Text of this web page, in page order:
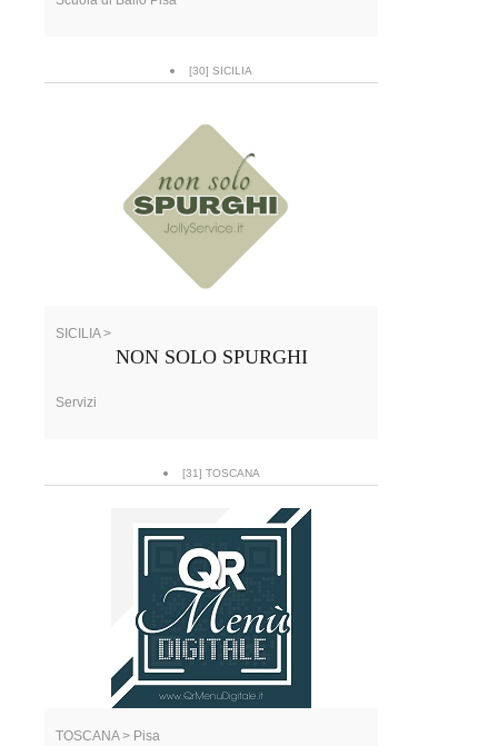
[30] SICILIA
SICILIA >
NON SOLO SPURGHI
Servizi
[31] TOSCANA
TOSCANA > Pisa